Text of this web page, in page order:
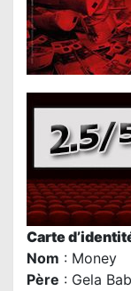
Carte
Nom : Money
Père : Gela